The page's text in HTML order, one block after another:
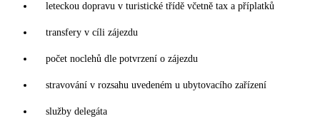
leteckou dopravu v turistické třídě včetně tax a příplatků
transfery v cíli zájezdu
počet noclehů dle potvrzení o zájezdu
stravování v rozsahu uvedeném u ubytovacího zařízení
služby delegáta